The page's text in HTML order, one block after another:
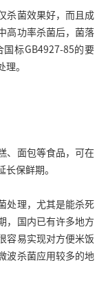
杀菌效果好，而且成
高功率杀菌后，菌落
标GB4927-85的要
。
、面包等食品，可在
保鲜期。
处理，尤其是能杀死
，国内已有许多地方
容易实现对方便米饭
波杀菌应用较多的地